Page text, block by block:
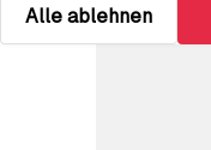
Alle ablehnen